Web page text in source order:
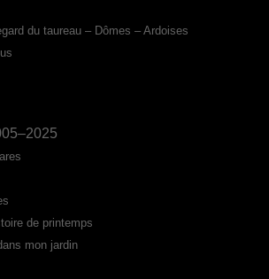
du taureau – Dômes – Ardoises
de printemps
mon jardin